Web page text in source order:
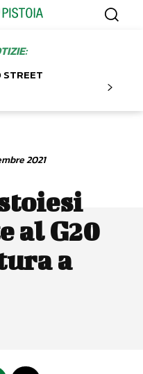
STREET
2021
al G20
a